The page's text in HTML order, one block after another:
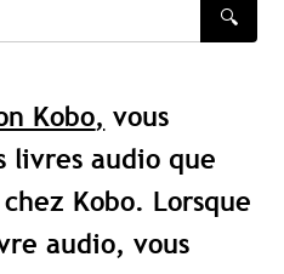
🔍
Kobo, vous
livres audio que
Kobo. Lorsque
audio, vous